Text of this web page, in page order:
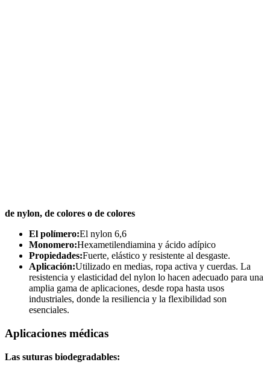
de nylon, de colores o de colores
El polímero:El nylon 6,6
Monomero:Hexametilendiamina y ácido adípico
Propiedades:Fuerte, elástico y resistente al desgaste.
Aplicación:Utilizado en medias, ropa activa y cuerdas. La
resistencia y elasticidad del nylon lo hacen adecuado para una
amplia gama de aplicaciones, desde ropa hasta usos
industriales, donde la resiliencia y la flexibilidad son
esenciales.
Aplicaciones médicas
Las suturas biodegradables: